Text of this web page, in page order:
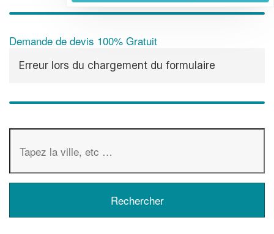
Demande de devis 100% Gratuit
Erreur lors du chargement du formulaire